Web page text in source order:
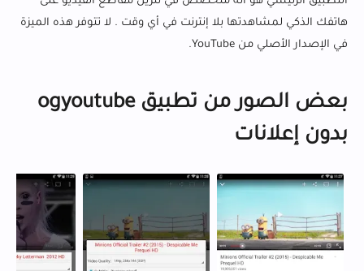
هاتفك الذكي لمشاهدتها بلا إنترنت في أي وقت . لا تتوفر هذه الميزة
في الإصدار الأصلي من YouTube.
بعض الصور من تطبيق ogyoutube
بدون إعلانات